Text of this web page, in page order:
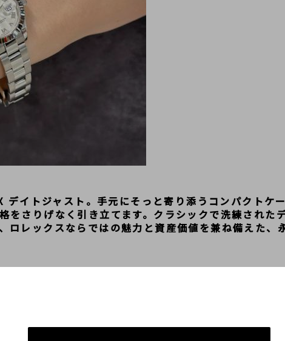
デイトジャスト。手元にそっと寄り添うコンパクトケ
をさりげなく引き立てます。クラシックで洗練された
ロレックスならではの魅力と資産価値を兼ね備えた、